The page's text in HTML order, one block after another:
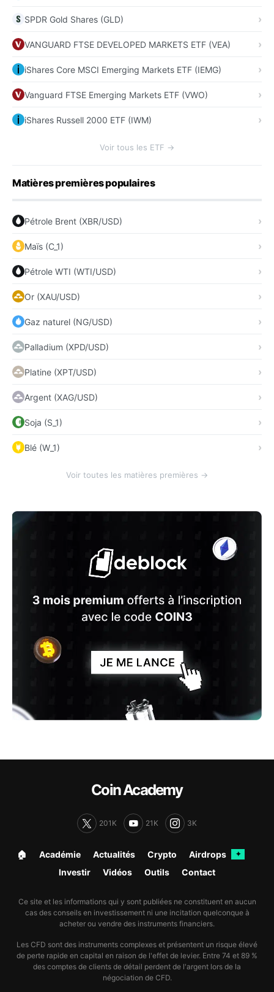
SPDR Gold Shares (GLD)
VANGUARD FTSE DEVELOPED MARKETS ETF (VEA)
iShares Core MSCI Emerging Markets ETF (IEMG)
Vanguard FTSE Emerging Markets ETF (VWO)
iShares Russell 2000 ETF (IWM)
Voir tous les ETF →
Matières premières populaires
Pétrole Brent (XBR/USD)
Maïs (C_1)
Pétrole WTI (WTI/USD)
Or (XAU/USD)
Gaz naturel (NG/USD)
Palladium (XPD/USD)
Platine (XPT/USD)
Argent (XAG/USD)
Soja (S_1)
Blé (W_1)
Voir toutes les matières premières →
Coin Academy
201K 21K 3K
🏠︎ Académie Actualités Crypto Airdrops ✦
Investir Vidéos Outils Contact
Ce site et les informations qui y sont publiées ne constituent en aucun
cas des conseils en investissement ni une incitation quelconque à
acheter ou vendre des instruments financiers.
Les CFD sont des instruments complexes et présentent un risque élevé
de perte rapide en capital en raison de l'effet de levier. Entre 74 et 89 %
des comptes de clients de détail perdent de l'argent lors de la
négociation de CFD.